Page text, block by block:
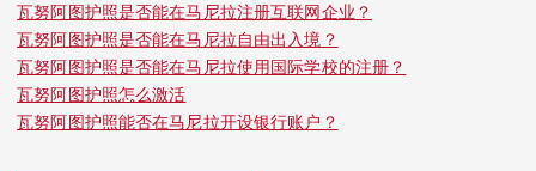
瓦努阿图护照是否能在马尼拉注册互联网企业？
瓦努阿图护照是否能在马尼拉自由出入境？
瓦努阿图护照是否能在马尼拉使用国际学校的注册？
瓦努阿图护照怎么激活
瓦努阿图护照能否在马尼拉开设银行账户？